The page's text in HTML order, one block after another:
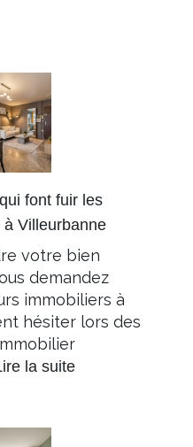
font fuir les
Villeurbanne
votre bien
demandez
immobiliers à
hésiter lors des
la suite